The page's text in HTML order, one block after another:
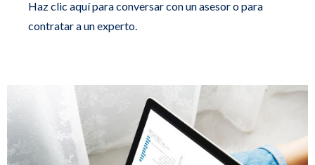
Haz clic aquí para conversar con un asesor o para
contratar a un experto.